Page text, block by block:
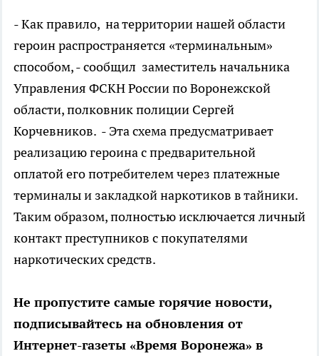
- Как правило, на территории нашей области
героин распространяется «терминальным»
способом, - сообщил заместитель начальника
Управления ФСКН России по Воронежской
области, полковник полиции Сергей
Корчевников. - Эта схема предусматривает
реализацию героина с предварительной
оплатой его потребителем через платежные
терминалы и закладкой наркотиков в тайники.
Таким образом, полностью исключается личный
контакт преступников с покупателями
наркотических средств.
Не пропустите самые горячие новости,
подписывайтесь на обновления от
Интернет-газеты «Время Воронежа» в